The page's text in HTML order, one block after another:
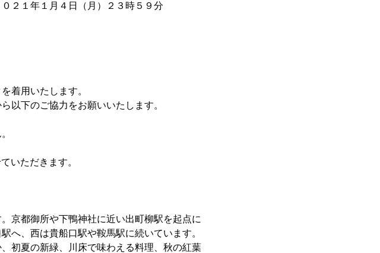
２１年１月４日（月）２３時５９分
着用いたします。
以下のご協力をお願いいたします。
いただきます。
京都御所や下鴨神社に近い出町柳駅を起点に
へ、西は貴船口駅や鞍馬駅に続いています。
初夏の新緑、川床で味わえる料理、秋の紅葉